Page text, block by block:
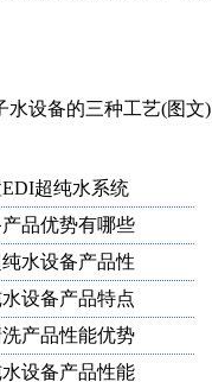
水设备的三种工艺(图文)
超纯水系统
品优势有哪些
水设备产品性
设备产品特点
产品性能优势
设备产品性能